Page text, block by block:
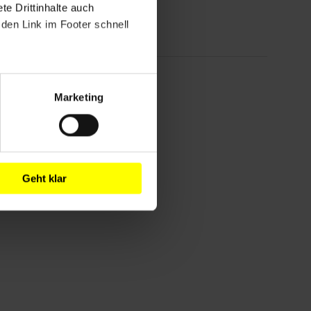
Drittinhalte auch
Link im Footer schnell
Marketing
Geht klar